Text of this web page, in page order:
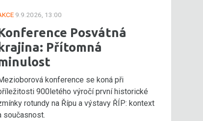
9.9.2026, 13:00
Posvátná
krajina: Přítomná
konference se koná při
900letého výročí první historické
rotundy na Řípu a výstavy ŘÍP: kontext
současnost.